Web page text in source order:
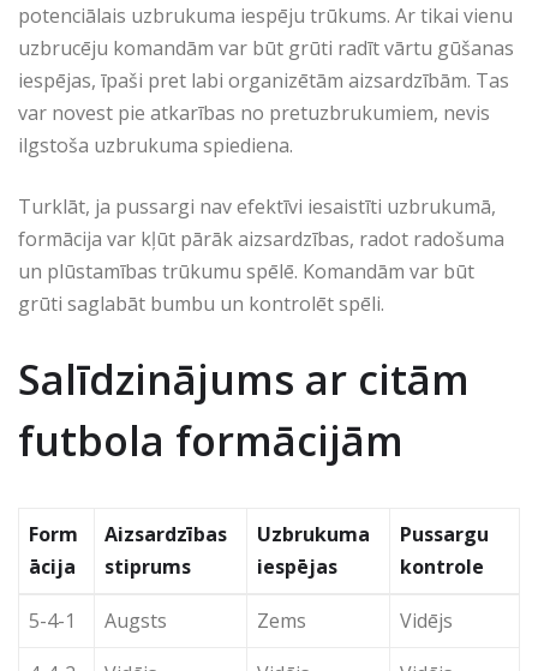
potenciālais uzbrukuma iespēju trūkums. Ar tikai vienu
uzbrucēju komandām var būt grūti radīt vārtu gūšanas
iespējas, īpaši pret labi organizētām aizsardzībām. Tas
var novest pie atkarības no pretuzbrukumiem, nevis
ilgstoša uzbrukuma spiediena.
Turklāt, ja pussargi nav efektīvi iesaistīti uzbrukumā,
formācija var kļūt pārāk aizsardzības, radot radošuma
un plūstamības trūkumu spēlē. Komandām var būt
grūti saglabāt bumbu un kontrolēt spēli.
Salīdzinājums ar citām
futbola formācijām
Form
ācija
Aizsardzības
stiprums
Uzbrukuma
iespējas
Pussargu
kontrole
5-4-1 Augsts Zems
Vidējs